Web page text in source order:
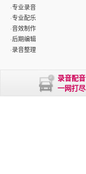
·专业录音
·专业配乐
·音效制作
·后期编辑
·录音整理
录音配音
一网打尽